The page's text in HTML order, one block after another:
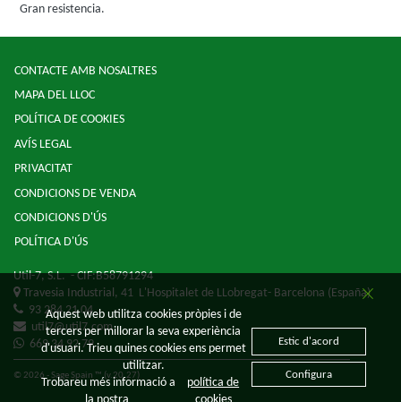
Gran resistencia.
CONTACTE AMB NOSALTRES
MAPA DEL LLOC
POLÍTICA DE COOKIES
AVÍS LEGAL
PRIVACITAT
CONDICIONS DE VENDA
CONDICIONS D'ÚS
POLÍTICA D'ÚS
Util-7, S.L.- CIF:B58791294
Travesia Industrial, 41 L'Hospitalet de LLobregat- Barcelona (España)
93 284 21 04
util7@util7.com
669 34 92 79
© 2026 - Sage Spain ™ (v.20.27)
Aquest web utilitza cookies pròpies i de
tercers per millorar la seva experiència
d'usuari. Trieu quines cookies ens permet
utilitzar.
Trobareu més informació a
política de
Estic d'acord
Configura